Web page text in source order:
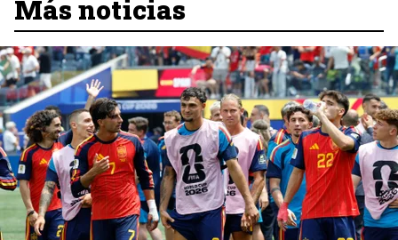
Más noticias